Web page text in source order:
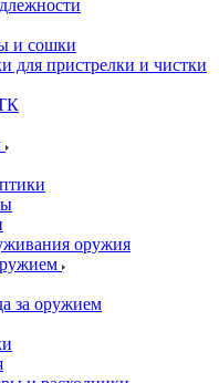
и сошки
для пристрелки и чистки
оружия
за оружием